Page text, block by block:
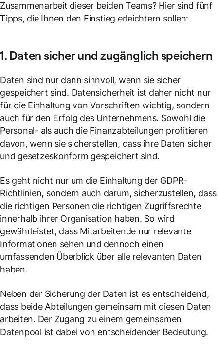
Zusammenarbeit dieser beiden Teams? Hier sind fünf
Tipps, die Ihnen den Einstieg erleichtern sollen:
1. Daten sicher und zugänglich speichern
Daten sind nur dann sinnvoll, wenn sie sicher
gespeichert sind. Datensicherheit ist daher nicht nur
für die Einhaltung von Vorschriften wichtig, sondern
auch für den Erfolg des Unternehmens. Sowohl die
Personal- als auch die Finanzabteilungen profitieren
davon, wenn sie sicherstellen, dass ihre Daten sicher
und gesetzeskonform gespeichert sind.
Es geht nicht nur um die Einhaltung der GDPR-
Richtlinien, sondern auch darum, sicherzustellen, dass
die richtigen Personen die richtigen Zugriffsrechte
innerhalb ihrer Organisation haben. So wird
gewährleistet, dass Mitarbeitende nur relevante
Informationen sehen und dennoch einen
umfassenden Überblick über alle relevanten Daten
haben.
Neben der Sicherung der Daten ist es entscheidend,
dass beide Abteilungen gemeinsam mit diesen Daten
arbeiten. Der Zugang zu einem gemeinsamen
Datenpool ist dabei von entscheidender Bedeutung.